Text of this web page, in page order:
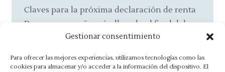
Gestionar consentimiento
Para ofrecer las mejores experiencias, utilizamos tecnologías como las
cookies para almacenar y/o acceder a la información del dispositivo. El
Claves para la próxima declaración de renta
De nuevo, un año más, llegado el final del
año fiscal, es el…